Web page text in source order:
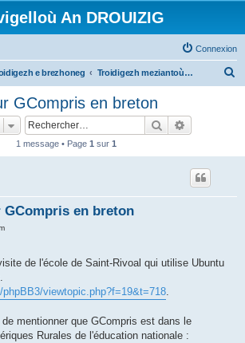
An DROUIZIG
Connexion
e brezhoneg Troidigezh meziantoù all (frank a wirioù evit an darn vrasañ anezho)
GCompris en breton
Rechercher
1 message • Page 1 sur 1
GCompris en breton
de l'école de Saint-Rivoal qui utilise Ubuntu
phpBB3/viewtopic.php?f=19&t=718.
de mentionner que GCompris est dans le
Rurales de l'éducation nationale :